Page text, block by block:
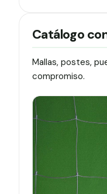
Catálogo
Mallas, postes,
compromiso.